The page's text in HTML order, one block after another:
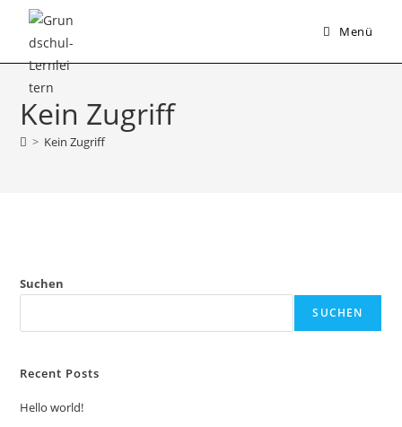
Menü
Kein Zugriff
> Kein Zugriff
Suchen
SUCHEN
Recent Posts
Hello world!